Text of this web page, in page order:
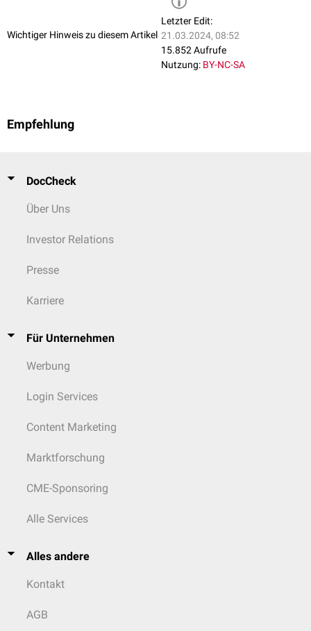
Wichtiger Hinweis zu diesem Artikel
Letzter Edit:
21.03.2024, 08:52
15.852 Aufrufe
Nutzung: BY-NC-SA
Empfehlung
DocCheck
Über Uns
Investor Relations
Presse
Karriere
Für Unternehmen
Werbung
Login Services
Content Marketing
Marktforschung
CME-Sponsoring
Alle Services
Alles andere
Kontakt
AGB